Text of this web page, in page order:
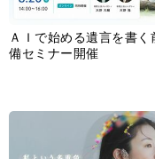
ＡＩで始める遺言を書く
備セミナー開催